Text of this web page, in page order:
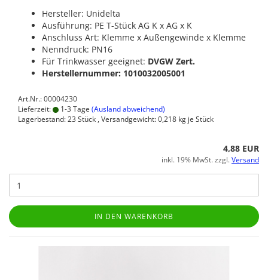
Hersteller: Unidelta
Ausführung: PE T-Stück AG K x AG x K
Anschluss Art: Klemme x Außengewinde x Klemme
Nenndruck: PN16
Für Trinkwasser geeignet: DVGW Zert.
Herstellernummer: 1010032005001
Art.Nr.: 00004230
Lieferzeit:
1-3 Tage (Ausland abweichend)
Lagerbestand: 23 Stück , Versandgewicht:0,218 kg je Stück
4,88 EUR
inkl. 19% MwSt. zzgl.Versand
IN DEN WARENKORB